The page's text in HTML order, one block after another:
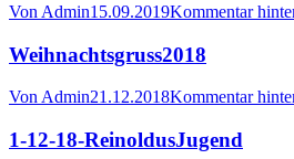
Von Admin15.09.2019Kommentar
Weihnachtsgruss2018
Von Admin21.12.2018Kommentar
1-12-18-ReinoldusJugend